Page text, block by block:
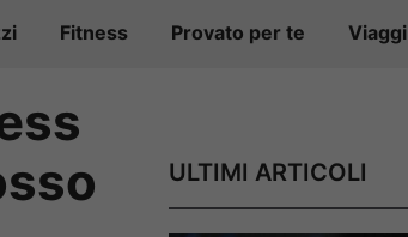
Fitness Provato per te Viaggi
ULTIMI ARTICOLI